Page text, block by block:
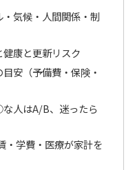
気候・人間関係・制
康と更新リスク
安（予備費・保険・
人はA/B、迷ったら
・学費・医療が家計を